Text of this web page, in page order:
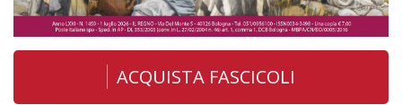
ACQUISTA FASCICOLI